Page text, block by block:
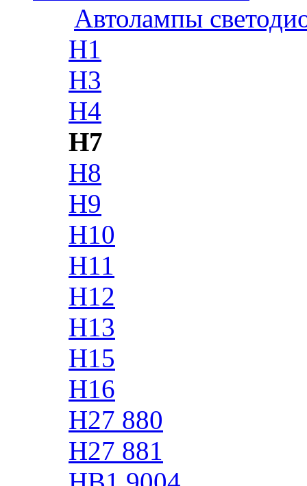
Автолампы
H1
H3
H4
H7
H8
H9
H10
H11
H12
H13
H15
H16
H27 880
H27 881